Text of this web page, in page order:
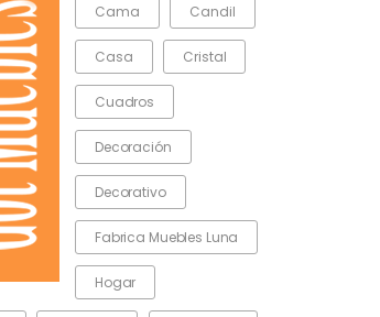
Cama Candil
Casa Cristal
Cuadros
Decoración
Decorativo
Fabrica Muebles Luna
Hogar